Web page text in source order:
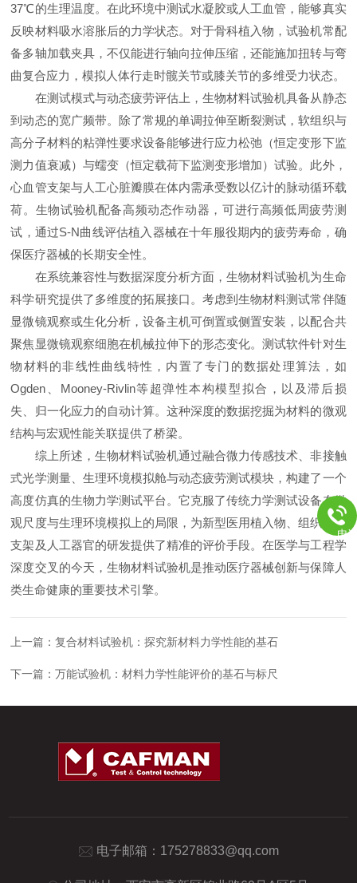
37℃的生理温度。在此环境中测试水凝胶或人工血管，能够真实
反映材料吸水溶胀后的力学状态。对于骨科植入物，试验机常配
备多轴加载夹具，不仅能进行轴向拉伸压缩，还能施加扭转与弯
曲复合应力，模拟人体行走时髋关节或膝关节的多维受力状态。
在测试模式与动态疲劳评估上，生物材料试验机具备从静态
到动态的宽广频带。除了常规的单调拉伸至断裂测试，软组织与
高分子材料的粘弹性要求设备能够进行应力松弛（恒定变形下监
测力值衰减）与蠕变（恒定载荷下监测变形增加）试验。此外，
心血管支架与人工心脏瓣膜在体内需承受数以亿计的脉动循环载
荷。生物试验机配备高频动态作动器，可进行高频低周疲劳测
试，通过S-N曲线评估植入器械在十年服役期内的疲劳寿命，确
保医疗器械的长期安全性。
在系统兼容性与数据深度分析方面，生物材料试验机为生命
科学研究提供了多维度的拓展接口。考虑到生物材料测试常伴随
显微镜观察或生化分析，设备主机可倒置或侧置安装，以配合共
聚焦显微镜观察细胞在机械拉伸下的形态变化。测试软件针对生
物材料的非线性曲线特性，内置了专门的数据处理算法，如
Ogden、Mooney-Rivlin等超弹性本构模型拟合，以及滞后损
失、归一化应力的自动计算。这种深度的数据挖掘为材料的微观
结构与宏观性能关联提供了桥梁。
综上所述，生物材料试验机通过融合微力传感技术、非接触
式光学测量、生理环境模拟舱与动态疲劳测试模块，构建了一个
高度仿真的生物力学测试平台。它克服了传统力学测试设备在微
观尺度与生理环境模拟上的局限，为新型医用植入物、组织工程
支架及人工器官的研发提供了精准的评价手段。在医学与工程学
深度交叉的今天，生物材料试验机是推动医疗器械创新与保障人
类生命健康的重要技术引擎。
上一篇：复合材料试验机：探究新材料力学性能的基石
下一篇：万能试验机：材料力学性能评价的基石与标尺
电子邮箱： 175278833@qq.com
电